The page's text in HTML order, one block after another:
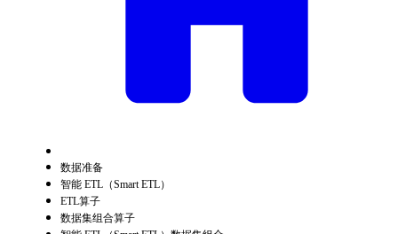
数据准备
智能 ETL（Smart ETL）
ETL算子
数据集组合算子